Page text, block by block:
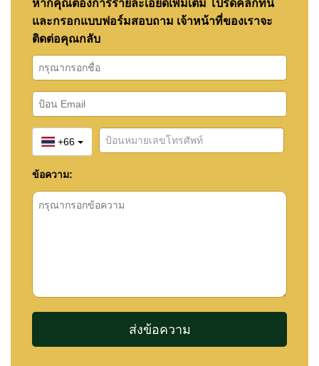
Village และ The Chocolate Factory Sukhumvit
ครอบครัวสามารถเดินทางไปยังโรงเรียนใกล้เคียงได้
หลายแห่ง เช่น BJP Elite Academy, Burapha
Phatthanasart, Tara Pattana International School
และ Satit Udomseuksa ส่วนผู้ที่ชื่นชอบกอล์ฟ
สามารถเดินทางไปยัง Siam Country Club ได้อย่าง
สะดวก ขณะที่ Bangkok Hospital Pattaya และ
Bangkok Hospital Jomtien เป็นโรงพยาบาลที่อยู่ใน
ระยะเดินทางสะดวก
หากคุณกำลังวางแผนเช่าอสังหาริมทรัพย์ในพัทยา
สามารถอ่านคู่มือของเราเพื่อทำความเข้าใจขั้นตอน
วิธีเช่าคอนโดในพัทยาระยะยาว
แบบทีละขั้นตอน
หากคุณต้องการรายละเอียดเพิ่มเติม โปรดคลิกที่นี่
และกรอกแบบฟอร์มสอบถาม เจ้าหน้าที่ของเราจะ
ติดต่อคุณกลับ
+66
ข้อความ: